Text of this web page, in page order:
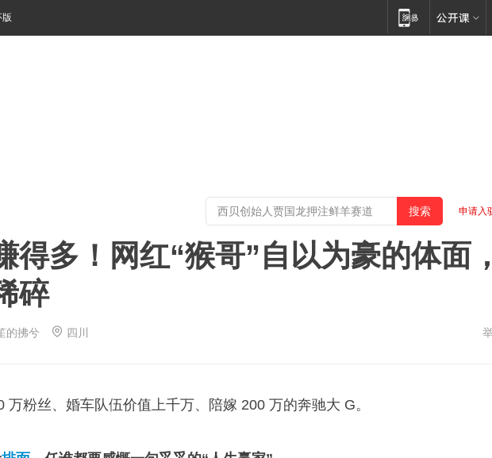
版
申请入
得多！网红“猴哥”自以为豪的体面
碎
的拂兮 四川
万粉丝、婚车队伍价值上千万、陪嫁 200 万的奔驰大 G。